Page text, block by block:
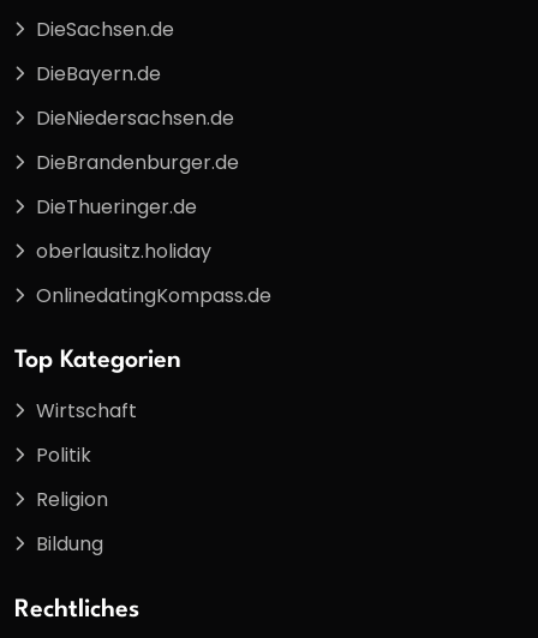
DieSachsen.de
DieBayern.de
DieNiedersachsen.de
DieBrandenburger.de
DieThueringer.de
oberlausitz.holiday
OnlinedatingKompass.de
Top Kategorien
Wirtschaft
Politik
Religion
Bildung
Rechtliches